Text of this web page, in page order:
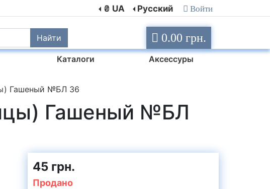
₴ UA Русский Войти
Найти 0.00 грн.
Каталоги Аксессуры
Гашеный №БЛ 36
Гашеный №БЛ
45 грн.
Продано